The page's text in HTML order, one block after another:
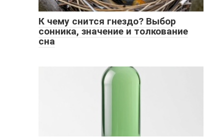
К чему снится гнездо? Выбор
сонника, значение и толкование
сна